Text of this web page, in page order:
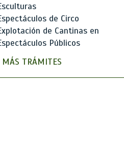
de Circo
de Cantinas en
Públicos
TRÁMITES